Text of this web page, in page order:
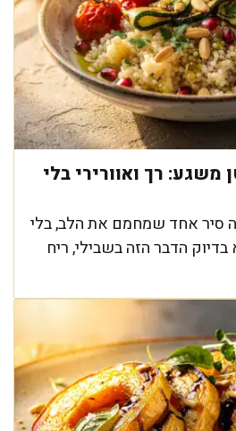
משגע: רך ואוורירי בלי
סיר אחד שמחמם את הלב, בלי
הדבר הזה בשבילי, ריח